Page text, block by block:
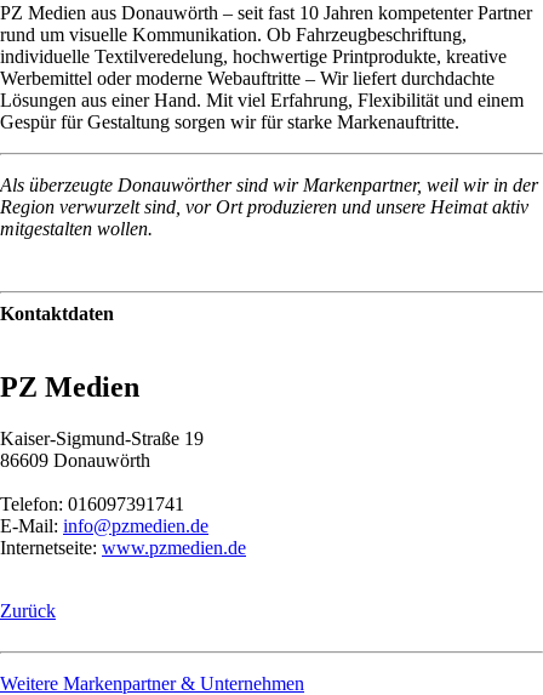
PZ Medien aus Donauwörth – seit fast 10 Jahren kompetenter Partner
rund um visuelle Kommunikation. Ob Fahrzeugbeschriftung,
individuelle Textilveredelung, hochwertige Printprodukte, kreative
Werbemittel oder moderne Webauftritte – Wir liefert durchdachte
Lösungen aus einer Hand. Mit viel Erfahrung, Flexibilität und einem
Gespür für Gestaltung sorgen wir für starke Markenauftritte.
Als überzeugte Donauwörther sind wir Markenpartner, weil wir in der
Region verwurzelt sind, vor Ort produzieren und unsere Heimat aktiv
mitgestalten wollen.
Kontaktdaten
PZ Medien
Kaiser-Sigmund-Straße 19
86609 Donauwörth
Telefon: 016097391741
E-Mail: info@pzmedien.de
Internetseite: www.pzmedien.de
Zurück
Weitere Markenpartner & Unternehmen